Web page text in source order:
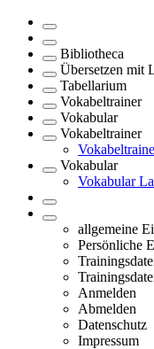
Bibliotheca
Übersetzen mit
Tabellarium
Vokabeltrainer
Vokabular
Vokabeltrainer
Vokabular
Vokabular
allgemeine
Persönliche
Anmelden
Abmelden
Datenschutz
Impressum